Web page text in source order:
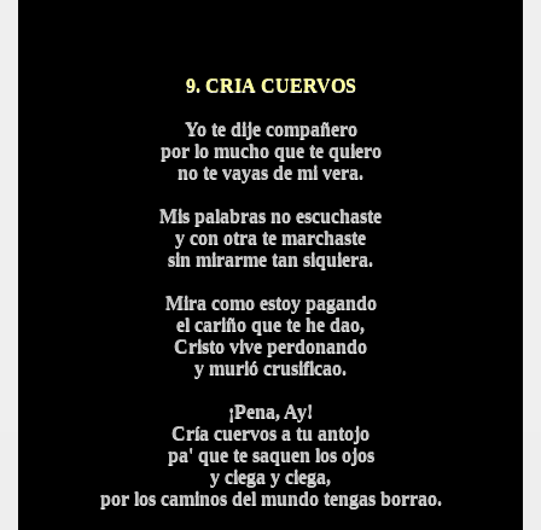
9. CRIA CUERVOS
Yo te dije compañero
por lo mucho que te quiero
no te vayas de mi vera.
Mis palabras no escuchaste
y con otra te marchaste
sin mirarme tan siquiera.
Mira como estoy pagando
el cariño que te he dao,
Cristo vive perdonando
y murió crusificao.
¡Pena, Ay!
Cría cuervos a tu antojo
pa' que te saquen los ojos
y ciega y ciega,
por los caminos del mundo tengas borrao.